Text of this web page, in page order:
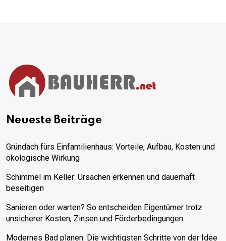
Neueste Beiträge
Gründach fürs Einfamilienhaus: Vorteile, Aufbau, Kosten und
ökologische Wirkung
Schimmel im Keller: Ursachen erkennen und dauerhaft
beseitigen
Sanieren oder warten? So entscheiden Eigentümer trotz
unsicherer Kosten, Zinsen und Förderbedingungen
Modernes Bad planen: Die wichtigsten Schritte von der Idee